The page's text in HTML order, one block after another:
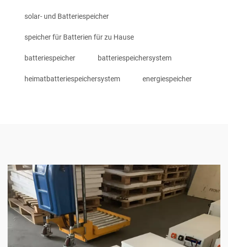
solar- und Batteriespeicher
speicher für Batterien für zu Hause
batteriespeicher batteriespeichersystem
heimatbatteriespeichersystem energiespeicher